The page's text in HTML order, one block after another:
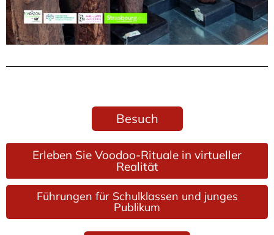
Besuch
Erleben Sie Voodoo-Rituale in virtueller
Realität
Führungen für Schulklassen und junges
Publikum